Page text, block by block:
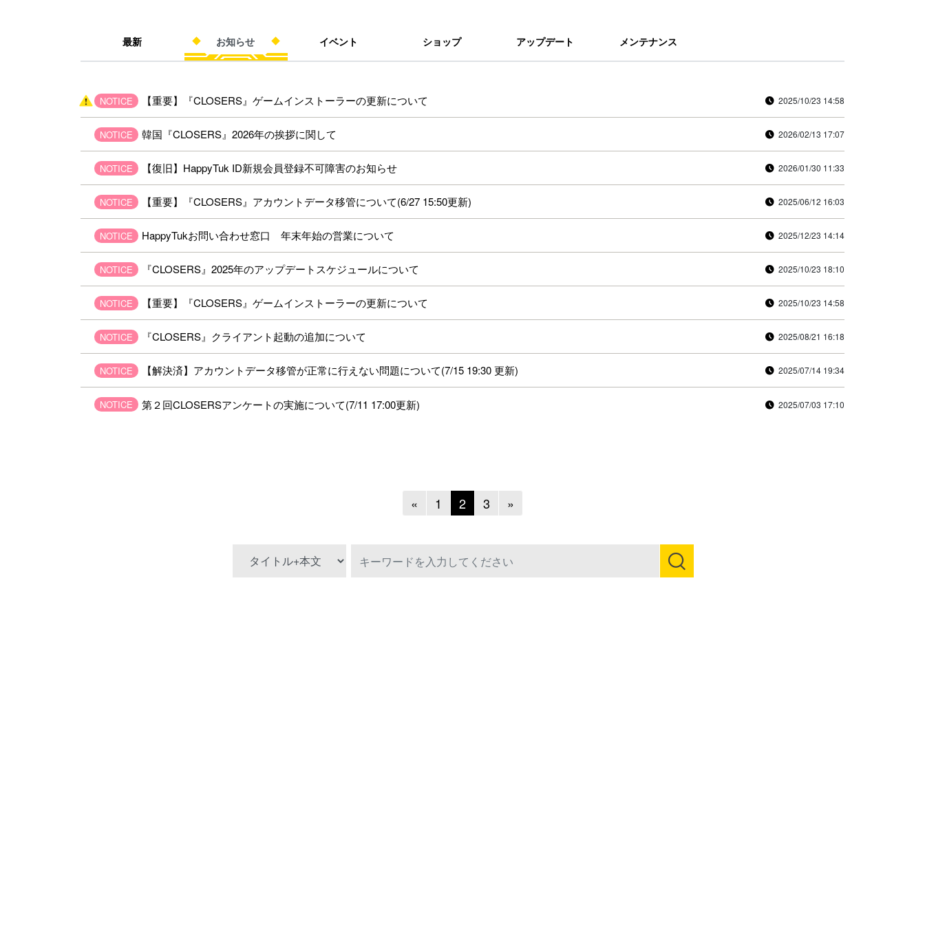
最新 お知らせ イベント ショップ アップデート メンテナンス
NOTICE 【重要】『CLOSERS』ゲームインストーラーの更新について 2025/10/23 14:58
NOTICE 韓国『CLOSERS』2026年の挨拶に関して 2026/02/13 17:07
NOTICE 【復旧】HappyTuk ID新規会員登録不可障害のお知らせ 2026/01/30 11:33
NOTICE 【重要】『CLOSERS』アカウントデータ移管について(6/27 15:50更新) 2025/06/12 16:03
NOTICE HappyTukお問い合わせ窓口 年末年始の営業について 2025/12/23 14:14
NOTICE 『CLOSERS』2025年のアップデートスケジュールについて 2025/10/23 18:10
NOTICE 【重要】『CLOSERS』ゲームインストーラーの更新について 2025/10/23 14:58
NOTICE 『CLOSERS』クライアント起動の追加について 2025/08/21 16:18
NOTICE 【解決済】アカウントデータ移管が正常に行えない問題について(7/15 19:30 更新) 2025/07/14 19:34
NOTICE 第２回CLOSERSアンケートの実施について(7/11 17:00更新) 2025/07/03 17:10
« Previous
1 2 3 »